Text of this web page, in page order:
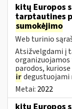
kitų Europos
tarptautines
sumokėjimo
Web turinio
Atsižvelgdami į
parodos,
irdegustuojami
Metai: 2022
kitų Europos